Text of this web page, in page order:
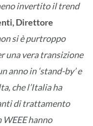
invertito il trend
Direttore
si è purtroppo
una vera transizione
anno in ‘stand-by’ e
che l’Italia ha
di trattamento
hanno